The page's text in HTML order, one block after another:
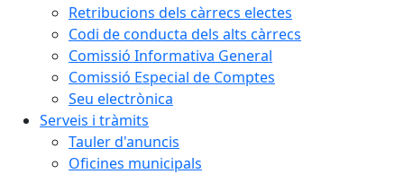
Retribucions dels càrrecs electes
Codi de conducta dels alts càrrecs
Comissió Informativa General
Comissió Especial de Comptes
Seu electrònica
Serveis i tràmits
Tauler d'anuncis
Oficines municipals